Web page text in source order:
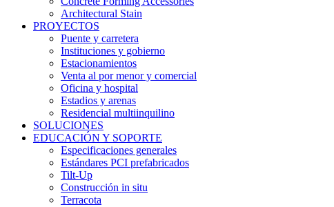
Architectural Stain
PROYECTOS
Puente y carretera
Instituciones y gobierno
Estacionamientos
Venta al por menor y comercial
Oficina y hospital
Estadios y arenas
Residencial multiinquilino
SOLUCIONES
EDUCACIÓN Y SOPORTE
Especificaciones generales
Estándares PCI prefabricados
Tilt-Up
Construcción in situ
Terracota